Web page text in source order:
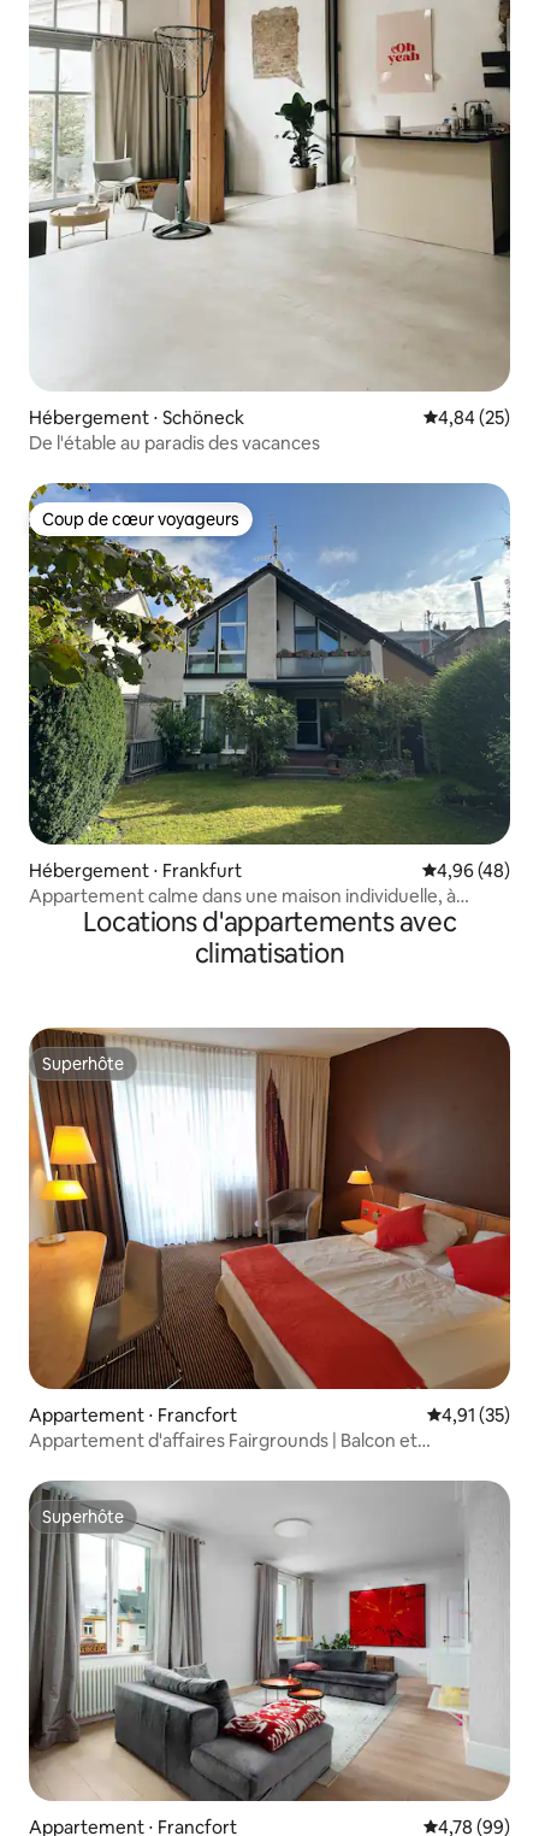
Hébergement ⋅ Schöneck Évaluation
4,84 (25)
De l'étable au paradis des vacances
Coup de cœur voyageurs
Coup de cœur voyageurs
Hébergement ⋅ Frankfurt Évaluation
4,96 (48)
Appartement calme dans une maison individuelle, à
proximité de la Messe et de l'aéroport de Francfort
Locations d'appartements avec
climatisation
Superhôte
Superhôte
Appartement ⋅ Francfort Évaluation
4,91 (35)
Appartement d'affaires Fairgrounds | Balcon et
Superhôte
Superhôte
Appartement ⋅ Francfort Évaluation
4,78 (99)